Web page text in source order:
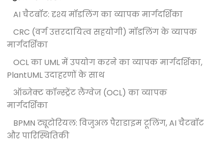
AI चैटबॉट: दृश्य मॉडलिंग का व्यापक मार्गदर्शिका
CRC (वर्ग उत्तरदायित्व सहयोगी) मॉडलिंग के व्यापक
मार्गदर्शिका
OCL का UML में उपयोग करने का व्यापक मार्गदर्शिका,
PlantUML उदाहरणों के साथ
ऑब्जेक्ट कॉन्स्ट्रेंट लैंग्वेज (OCL) का व्यापक
मार्गदर्शिका
BPMN ट्यूटोरियल: विजुअल पैराडाइम टूलिंग, AI चैटबॉट
और पारिस्थितिकी